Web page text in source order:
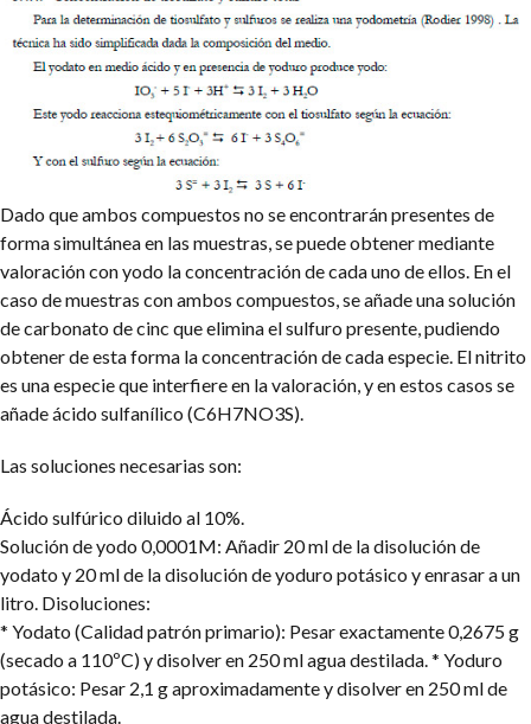
Dado que ambos compuestos no se encontrarán presentes de
forma simultánea en las muestras, se puede obtener mediante
valoración con yodo la concentración de cada uno de ellos. En el
caso de muestras con ambos compuestos, se añade una solución
de carbonato de cinc que elimina el sulfuro presente, pudiendo
obtener de esta forma la concentración de cada especie. El nitrito
es una especie que interfiere en la valoración, y en estos casos se
añade ácido sulfanílico (C6H7NO3S).
Las soluciones necesarias son:
Ácido sulfúrico diluido al 10%.
Solución de yodo 0,0001M: Añadir 20 ml de la disolución de
yodato y 20 ml de la disolución de yoduro potásico y enrasar a un
litro. Disoluciones:
* Yodato (Calidad patrón primario): Pesar exactamente 0,2675 g
(secado a 110ºC) y disolver en 250 ml agua destilada.* Yoduro
potásico: Pesar 2,1 g aproximadamente y disolver en 250 ml de
agua destilada.